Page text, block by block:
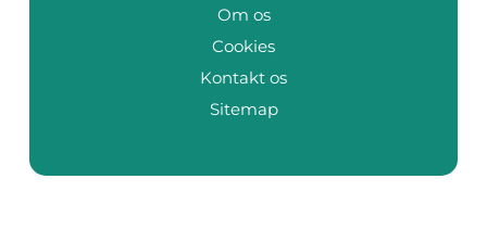
Om os
Cookies
Kontakt os
Sitemap